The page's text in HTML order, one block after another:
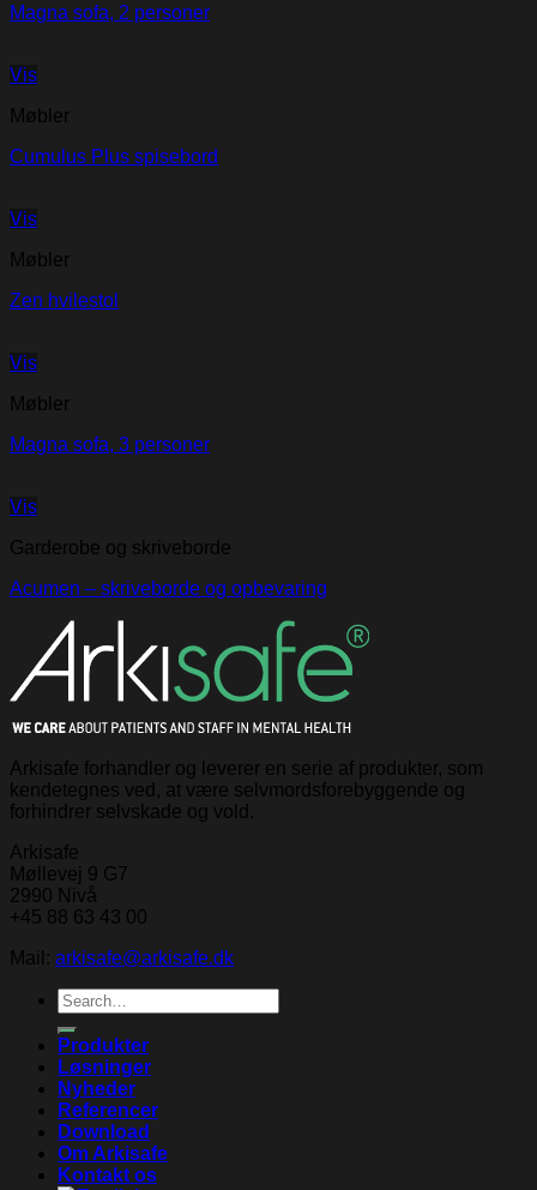
Magna sofa, 2 personer
Vis
Møbler
Cumulus Plus spisebord
Vis
Møbler
Zen hvilestol
Vis
Møbler
Magna sofa, 3 personer
Vis
Garderobe og skriveborde
Acumen – skriveborde og opbevaring
Arkisafe forhandler og leverer en serie af produkter, som
kendetegnes ved, at være selvmordsforebyggende og
forhindrer selvskade og vold.
Arkisafe
Møllevej 9 G7
2990 Nivå
+45 88 63 43 00
Mail: arkisafe@arkisafe.dk
Search
for:
Produkter
Løsninger
Nyheder
Referencer
Download
Om Arkisafe
Kontakt os